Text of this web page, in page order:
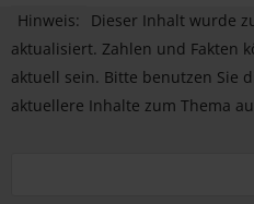
Hinweis:
Dieser Inhalt wurde
aktualisiert. Zahlen und Fakten
aktuell sein. Bitte benutzen Sie
aktuellere Inhalte zum Thema